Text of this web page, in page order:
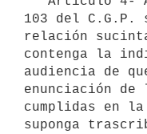
103 del C.G.P.
relación
contenga la
audiencia de
enunciación
cumplidas en
suponga